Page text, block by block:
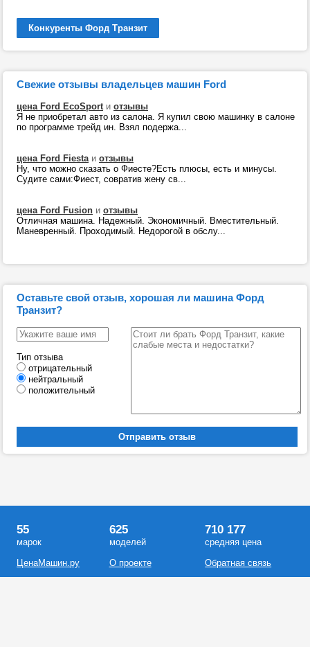
Конкуренты Форд Транзит
Свежие отзывы владельцев машин Ford
цена Ford EcoSportи отзывы
Я не приобретал авто из салона. Я купил свою машинку в салоне
по программе трейд ин. Взял подержа...
цена Ford Fiestaи отзывы
Ну, что можно сказать о Фиесте?Есть плюсы, есть и минусы.
Судите сами:Фиест, совратив жену св...
цена Ford Fusion и отзывы
Отличная машина. Надежный. Экономичный. Вместительный.
Маневренный. Проходимый. Недорогой в обслу...
Оставьте свой отзыв, хорошая ли машина Форд
Транзит?
Тип отзыва
отрицательный
нейтральный
положительный
55
марок
ЦенаМашин.ру
625
моделей
О проекте
710 177
средняя цена
Обратная связь